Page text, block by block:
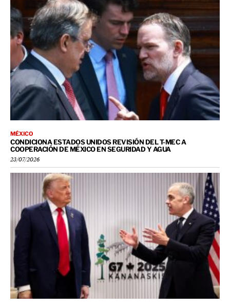
MÉXICO
CONDICIONA ESTADOS UNIDOS REVISIÓN DEL T-MEC A
COOPERACIÓN DE MÉXICO EN SEGURIDAD Y AGUA
23/07/2026